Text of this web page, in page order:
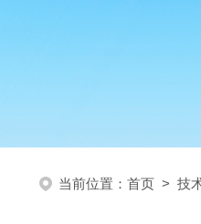
当前位置： 首页 > 技